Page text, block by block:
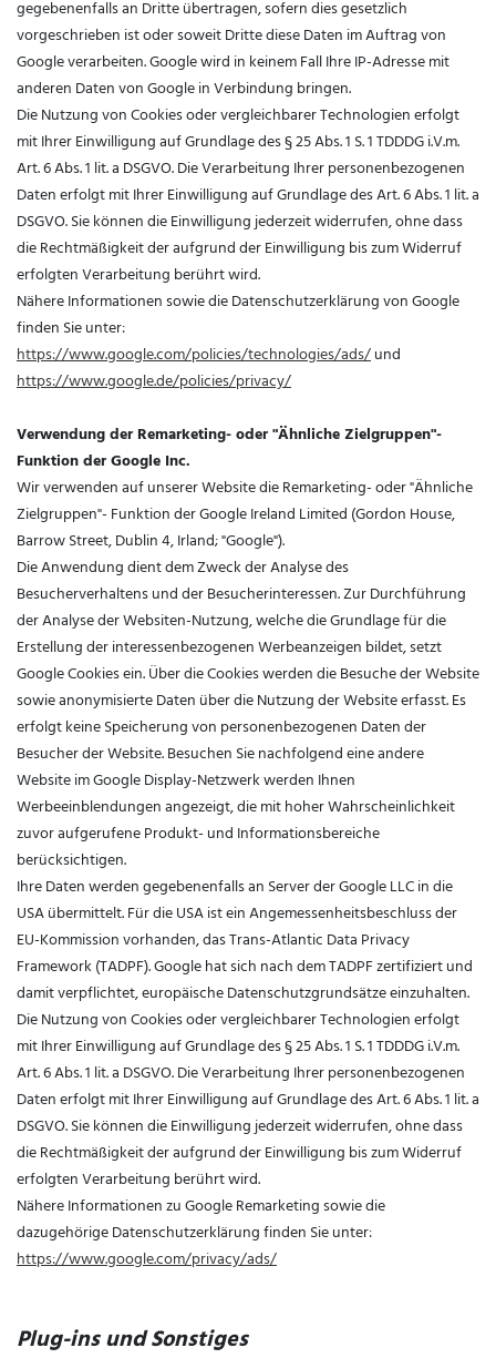
gegebenenfalls an Dritte übertragen, sofern dies gesetzlich
vorgeschrieben ist oder soweit Dritte diese Daten im Auftrag von
Google verarbeiten. Google wird in keinem Fall Ihre IP-Adresse mit
anderen Daten von Google in Verbindung bringen.
Die Nutzung von Cookies oder vergleichbarer Technologien erfolgt
mit Ihrer Einwilligung auf Grundlage des § 25 Abs. 1 S. 1 TDDDG i.V.m.
Art. 6 Abs. 1 lit. a DSGVO. Die Verarbeitung Ihrer personenbezogenen
Daten erfolgt mit Ihrer Einwilligung auf Grundlage des Art. 6 Abs. 1 lit. a
DSGVO. Sie können die Einwilligung jederzeit widerrufen, ohne dass
die Rechtmäßigkeit der aufgrund der Einwilligung bis zum Widerruf
erfolgten Verarbeitung berührt wird.
Nähere Informationen sowie die Datenschutzerklärung von Google
finden Sie unter:
https://www.google.com/policies/technologies/ads/und
https://www.google.de/policies/privacy/
Verwendung der Remarketing- oder "Ähnliche Zielgruppen"-
Funktion der Google Inc.
Wir verwenden auf unserer Website die Remarketing- oder "Ähnliche
Zielgruppen"- Funktion der Google Ireland Limited (Gordon House,
Barrow Street, Dublin 4, Irland; "Google").
Die Anwendung dient dem Zweck der Analyse des
Besucherverhaltens und der Besucherinteressen. Zur Durchführung
der Analyse der Websiten-Nutzung, welche die Grundlage für die
Erstellung der interessenbezogenen Werbeanzeigen bildet, setzt
Google Cookies ein. Über die Cookies werden die Besuche der Website
sowie anonymisierte Daten über die Nutzung der Website erfasst. Es
erfolgt keine Speicherung von personenbezogenen Daten der
Besucher der Website. Besuchen Sie nachfolgend eine andere
Website im Google Display-Netzwerk werden Ihnen
Werbeeinblendungen angezeigt, die mit hoher Wahrscheinlichkeit
zuvor aufgerufene Produkt- und Informationsbereiche
berücksichtigen.
Ihre Daten werden gegebenenfalls an Server der Google LLC in die
USA übermittelt. Für die USA ist ein Angemessenheitsbeschluss der
EU-Kommission vorhanden, das Trans-Atlantic Data Privacy
Framework (TADPF). Googlehat sich nach dem TADPF zertifiziert und
damit verpflichtet, europäische Datenschutzgrundsätze einzuhalten.
Die Nutzung von Cookies oder vergleichbarer Technologien erfolgt
mit Ihrer Einwilligung auf Grundlage des § 25 Abs. 1 S. 1 TDDDG i.V.m.
Art. 6 Abs. 1 lit. a DSGVO. Die Verarbeitung Ihrer personenbezogenen
Daten erfolgt mit Ihrer Einwilligung auf Grundlage des Art. 6 Abs. 1 lit. a
DSGVO. Sie können die Einwilligung jederzeit widerrufen, ohne dass
die Rechtmäßigkeit der aufgrund der Einwilligung bis zum Widerruf
erfolgten Verarbeitung berührt wird.
Nähere Informationen zu Google Remarketing sowie die
dazugehörige Datenschutzerklärung finden Sie unter:
https://www.google.com/privacy/ads/
Plug-ins und Sonstiges